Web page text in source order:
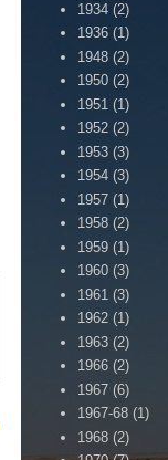
1934 (2)
1936 (1)
1948 (2)
1950 (2)
1951 (1)
1952 (2)
1953 (3)
1954 (3)
1957 (1)
1958 (2)
1959 (1)
1960 (3)
1961 (3)
1962 (1)
1963 (2)
1966 (2)
1967 (6)
1967-68 (1)
1968 (2)